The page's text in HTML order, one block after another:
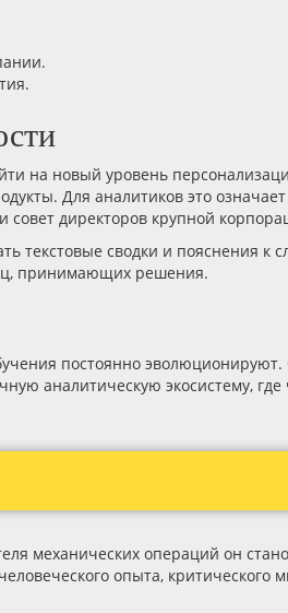
на новый уровень
Для аналитиков это
совет директоров крупной
текстовые сводки и
принимающих решения.
постоянно
аналитическую экосистему,
механических операций он
опыта, критического